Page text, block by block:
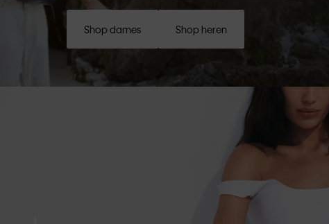
Shop dames Shop heren